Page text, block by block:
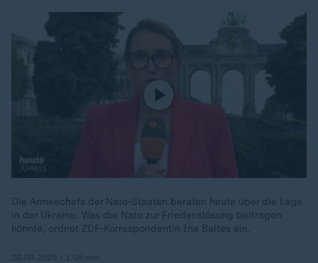
Die Armeechefs der Nato-Staaten beraten heute über die Lage
in der Ukraine. Was die Nato zur Friedenslösung beitragen
könnte, ordnet ZDF-Korrespondentin Ina Baltes ein.